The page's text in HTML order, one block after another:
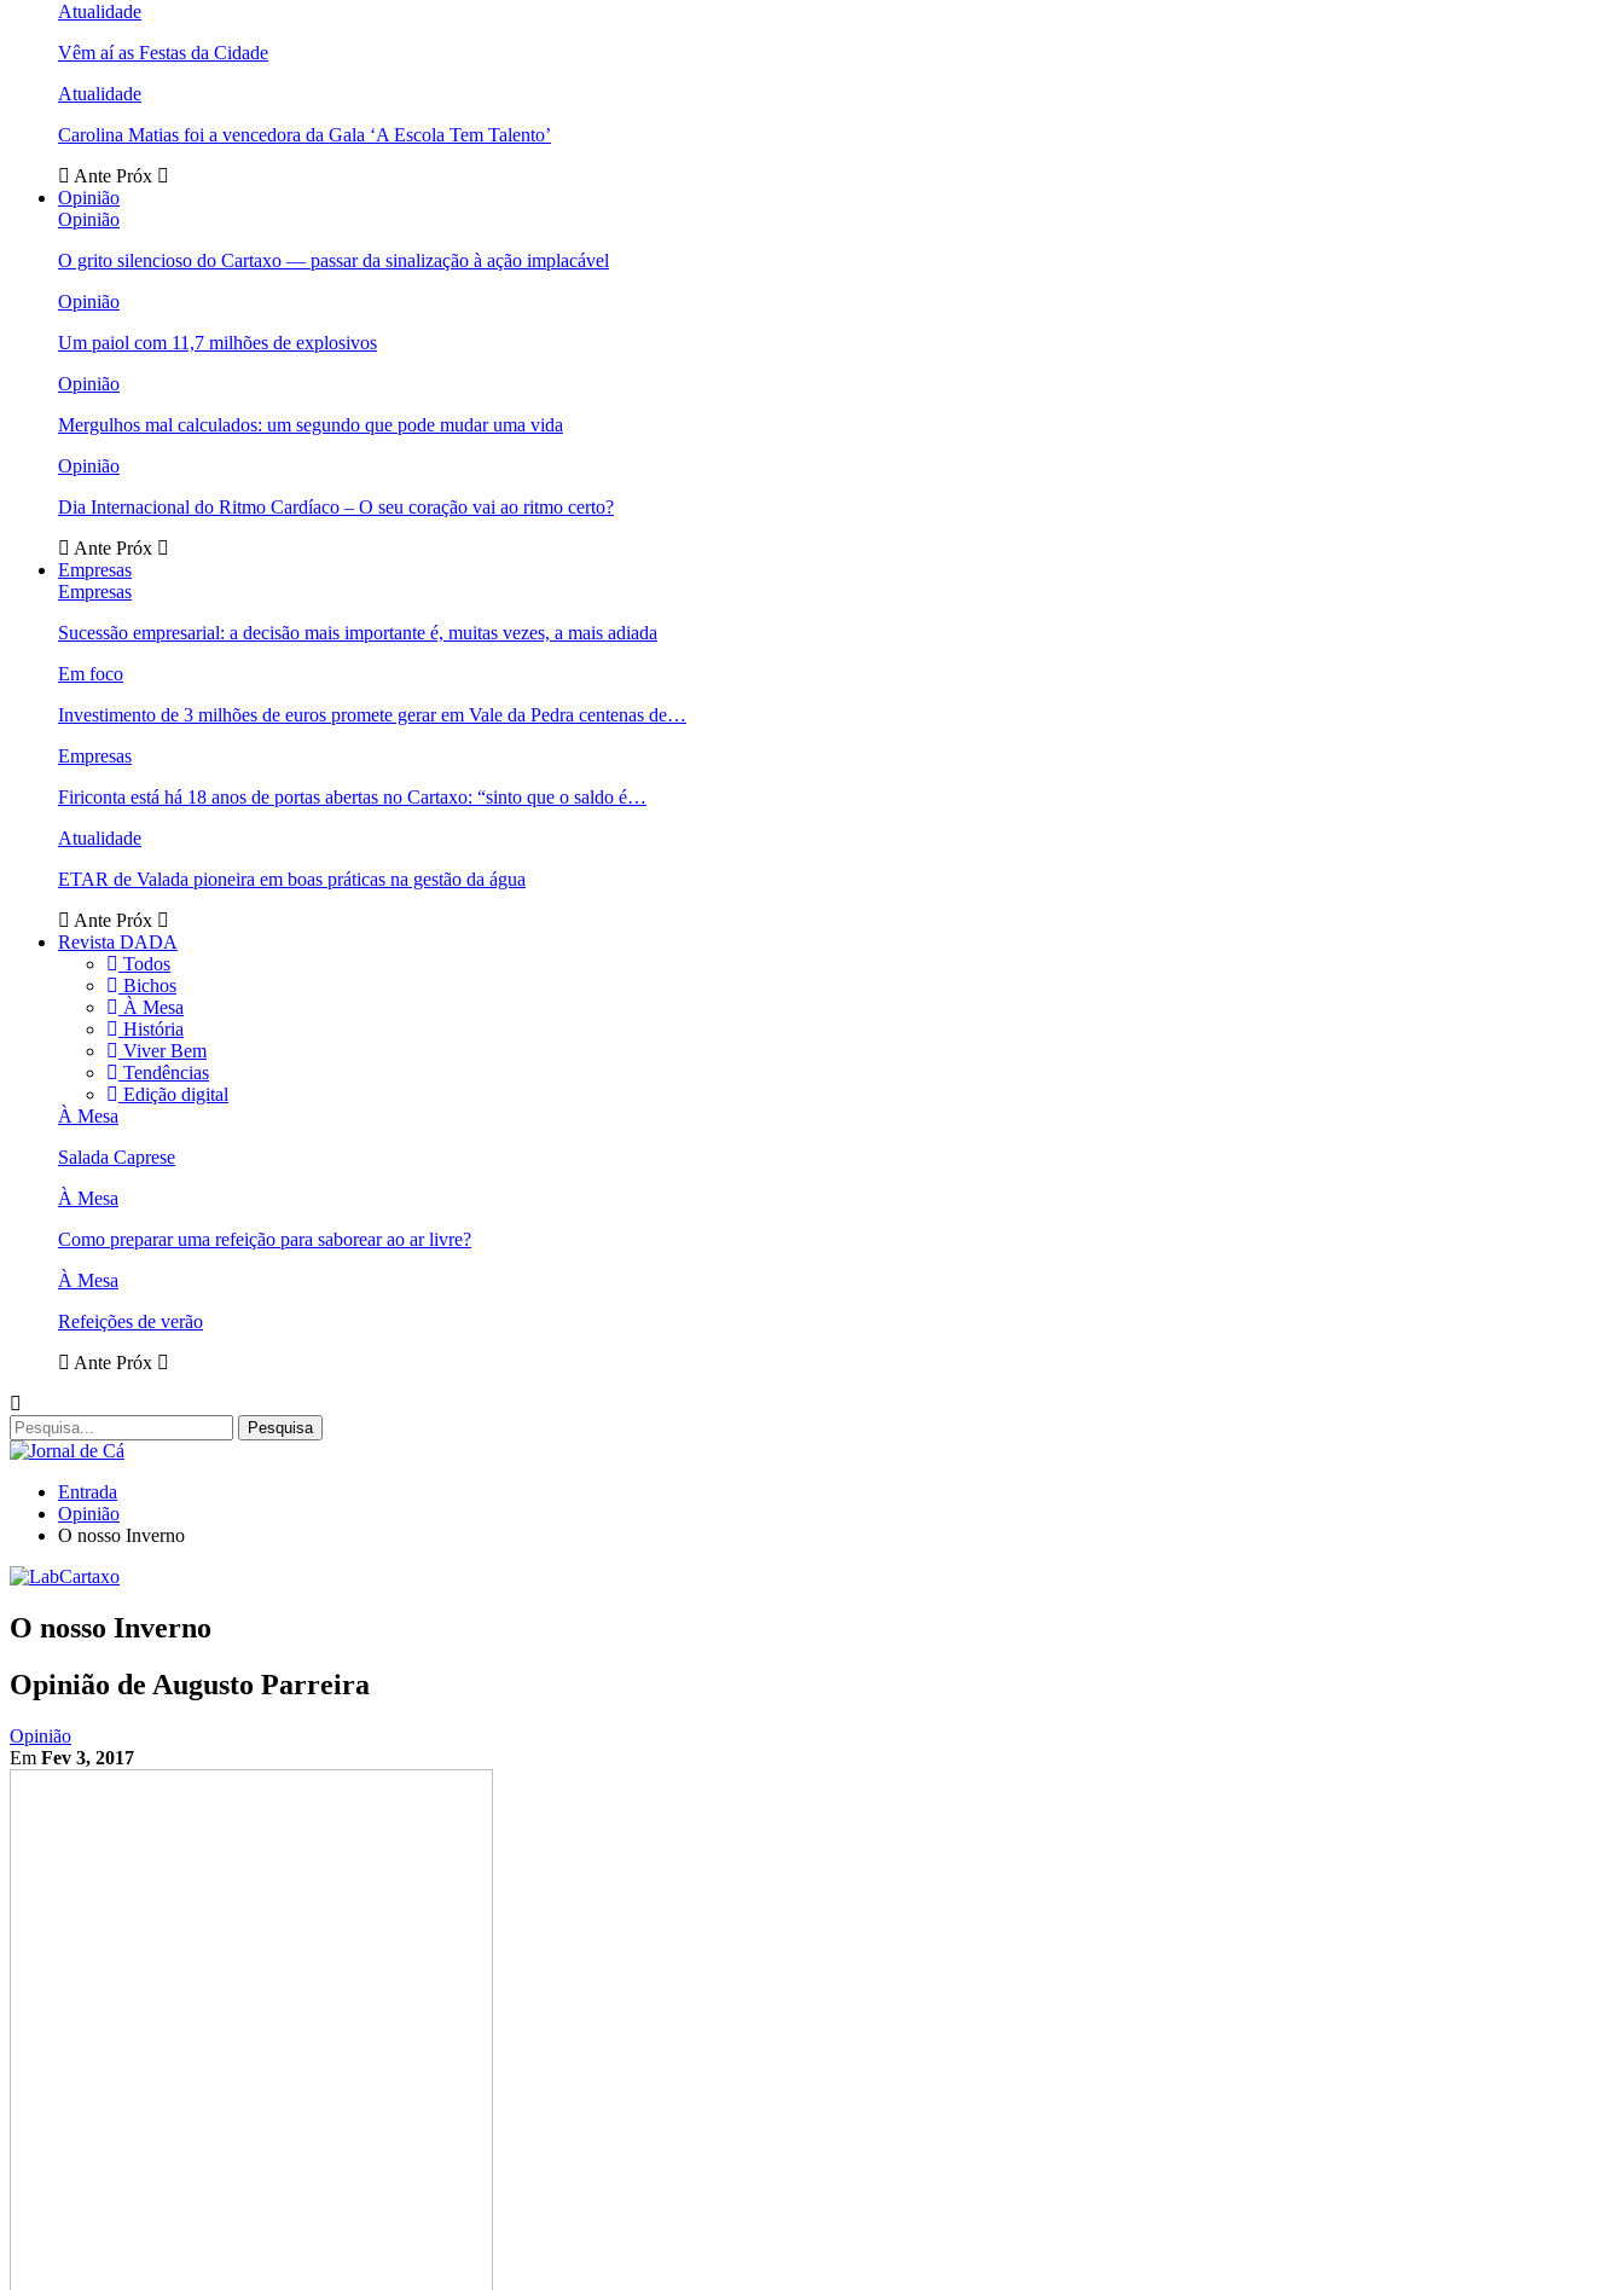
Atualidade
Vêm aí as Festas da Cidade
Atualidade
Carolina Matias foi a vencedora da Gala ‘A Escola Tem Talento’
Ante Próx
Opinião
Opinião
O grito silencioso do Cartaxo — passar da sinalização à ação implacável
Opinião
Um paiol com 11,7 milhões de explosivos
Opinião
Mergulhos mal calculados: um segundo que pode mudar uma vida
Opinião
Dia Internacional do Ritmo Cardíaco – O seu coração vai ao ritmo certo?
Ante Próx
Empresas
Empresas
Sucessão empresarial: a decisão mais importante é, muitas vezes, a mais adiada
Em foco
Investimento de 3 milhões de euros promete gerar em Vale da Pedra centenas de…
Empresas
Firiconta está há 18 anos de portas abertas no Cartaxo: “sinto que o saldo é…
Atualidade
ETAR de Valada pioneira em boas práticas na gestão da água
Ante Próx
Revista DADA
Todos
Bichos
À Mesa
História
Viver Bem
Tendências
Edição digital
À Mesa
Salada Caprese
À Mesa
Como preparar uma refeição para saborear ao ar livre?
À Mesa
Refeições de verão
Ante Próx
Entrada
Opinião
O nosso Inverno
O nosso Inverno
Opinião de Augusto Parreira
Opinião
Em Fev 3, 2017